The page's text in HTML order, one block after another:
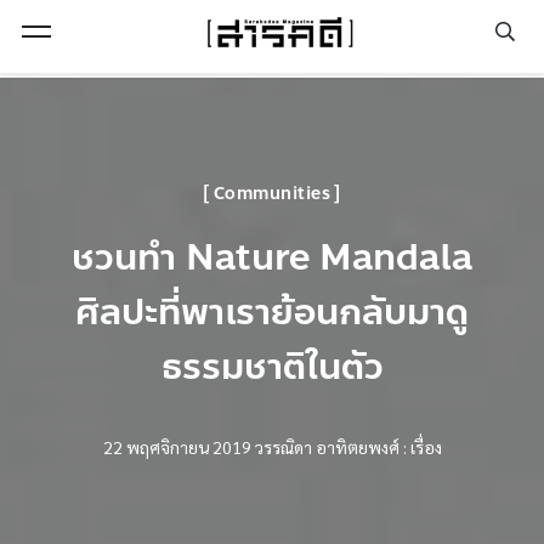
Communities
ชวนทำ Nature Mandala
ศิลปะที่พาเราย้อนกลับมาดู
ธรรมชาติในตัว
22 พฤศจิกายน 2019 วรรณิดา อาทิตยพงศ์ : เรื่อง